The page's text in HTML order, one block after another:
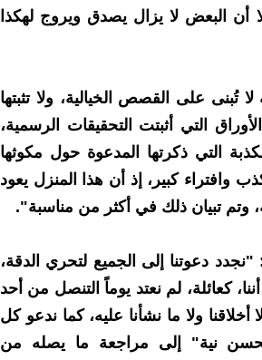
أن البعض لا يزال يصدق ويروج لهكذا
على القصص الخيالية، ولا تثبتها
التي أثبتت التحقيقات الرسمية،
التي ذكرتها المدعوة حول مكوثها
كبير، إذ أن هذا المنزل يعود
وتم تبيان ذلك في أكثر من مناسبة".
دعوتنا إلى الجميع لتحري الدقة،
كعائلة، لم نعتد يوماً التنصل من أحد
أخلاقنا ولا ما نشأنا عليه، كما ندعو كل
نية" إلى مراجعة ما يصله من